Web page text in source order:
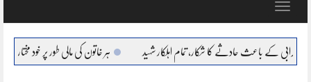
Toggle
حادثے کا شکار، تمام اہلکار شہید ہر خاتون کی مالی طور پر خود مختار، بااحتیار بنانا ہمارا